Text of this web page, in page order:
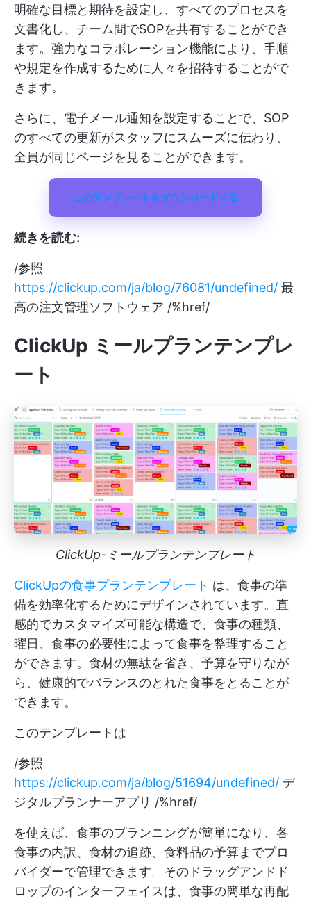
明確な目標と期待を設定し、すべてのプロセスを
文書化し、チーム間でSOPを共有することができ
ます。強力なコラボレーション機能により、手順
や規定を作成するために人々を招待することがで
きます。
さらに、電子メール通知を設定することで、SOP
のすべての更新がスタッフにスムーズに伝わり、
全員が同じページを見ることができます。
このテンプレートをダウンロードする
続きを読む:
/参照
https://clickup.com/ja/blog/76081/undefined/ 最
高の注文管理ソフトウェア /%href/
ClickUp ミールプランテンプレ
ート
ClickUp-ミールプランテンプレート
ClickUpの食事プランテンプレート は、食事の準
備を効率化するためにデザインされています。直
感的でカスタマイズ可能な構造で、食事の種類、
曜日、食事の必要性によって食事を整理すること
ができます。食材の無駄を省き、予算を守りなが
ら、健康的でバランスのとれた食事をとることが
できます。
このテンプレートは
/参照
https://clickup.com/ja/blog/51694/undefined/ デ
ジタルプランナーアプリ /%href/
を使えば、食事のプランニングが簡単になり、各
食事の内訳、食材の追跡、食料品の予算までプロ
バイダーで管理できます。そのドラッグアンドド
ロップのインターフェイスは、食事の簡単な再配